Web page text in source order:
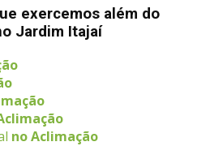
exercemos além do
Jardim Itajaí
no Aclimação